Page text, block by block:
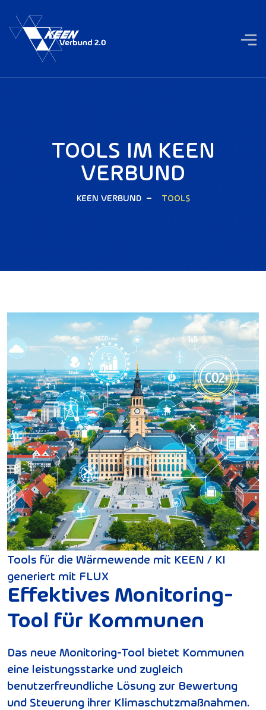
TOOLS IM KEEN
VERBUND
KEEN VERBUND TOOLS
Tools für die Wärmewende mit KEEN / KI
generiert mit FLUX
Effektives Monitoring-
Tool für Kommunen
Das neue Monitoring-Tool bietet Kommunen
eine leistungsstarke und zugleich
benutzerfreundliche Lösung zur Bewertung
und Steuerung ihrer Klimaschutzmaßnahmen.